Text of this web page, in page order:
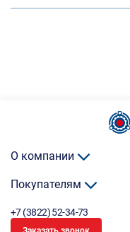
О компании
Покупателям
+7 (3822) 52-34-73